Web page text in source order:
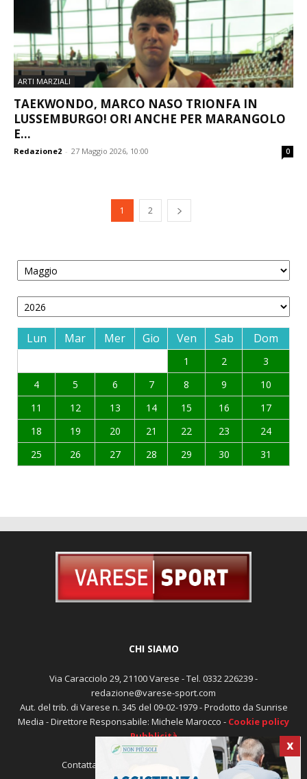
ARTI MARZIALI
TAEKWONDO, MARCO NASO TRIONFA IN
LUSSEMBURGO! ORI ANCHE PER MARANGOLO
E...
Redazione2 - 27 Maggio 2026, 10:00 0
1 2
Lun Mar Mer Gio Ven Sab Dom
1 2
3
4
5 6 7 8 9
10
11
12 13 14 15 16
17
18
19 20 21 22 23
24
25
26 27 28 29 30 31
X
CHI SIAMO
Via Caracciolo 29, 21100 Varese - Tel. 0332 226239 -
redazione@varese-sport.com
Aut. del trib. di Varese n. 345 del 09-02-1979 - Prodotto da Sunrise
Media - Direttore Responsabile: Michele Marocco - Cookie policy
Pubblicità
Contattaci: redazione@varese-sport.com